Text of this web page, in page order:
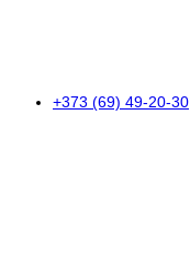
+373 (69) 49-20-30